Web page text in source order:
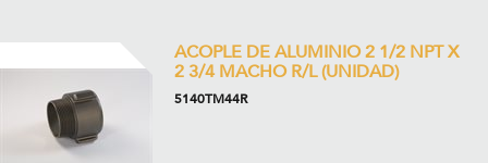
ACOPLE DE ALUMINIO 2 1/2 NPT X
2 3/4 MACHO R/L (UNIDAD)
5140TM44R